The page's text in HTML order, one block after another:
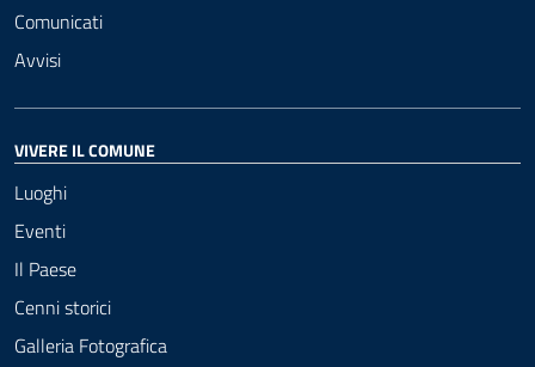
Comunicati
Avvisi
VIVERE IL COMUNE
Luoghi
Eventi
Il Paese
Cenni storici
Galleria Fotografica